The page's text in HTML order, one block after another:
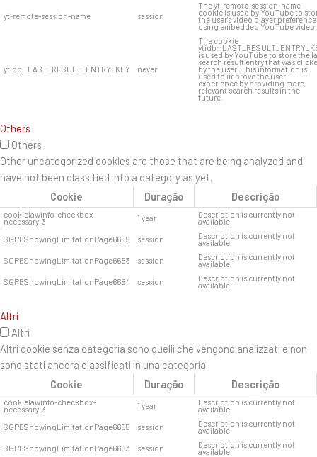
yt-remote-session-name session
The yt-remote-session-name
cookie is used by YouTube to
the user's video player
using embedded YouTube video.
ytidb::LAST_RESULT_ENTRY_KEY never
The cookie
is used by YouTube to store the
search result entry that was
by the user. This information is
used to improve the user
experience by providing more
relevant search results in the
future.
Others
Others
Other uncategorized cookies are those that are being analyzed and
have not been classified into a category as yet.
Cookie
Duração Descrição
cookielawinfo-checkbox-
necessary-3 1 year Description is currently not
available.
SGPBShowingLimitationPage6655
session Description is currently not
available.
SGPBShowingLimitationPage6683
session Description is currently not
available.
SGPBShowingLimitationPage6684
session Description is currently not
available.
Altri
Altri
Altri cookie senza categoria sono quelli che vengono analizzati e non
sono stati ancora classificati in una categoria.
Cookie
Duração Descrição
cookielawinfo-checkbox-
necessary-3 1 year Description is currently not
available.
SGPBShowingLimitationPage6655
session Description is currently not
available.
SGPBShowingLimitationPage6683
session Description is currently not
available.